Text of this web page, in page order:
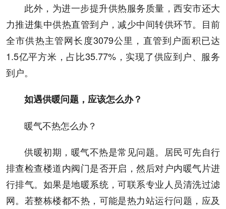
此外，为进一步提升供热服务质量，西安市还大
力推进集中供热直管到户，减少中间转供环节。目前
全市供热主管网长度3079公里，直管到户面积已达
1.5亿平方米，占比35.77%，实现了供应到户、服务
到户。
如遇供暖问题，应该怎么办？
暖气不热怎么办？
供暖初期，暖气不热是常见问题。居民可先自行
排查检查楼道内阀门是否开启，然后对户内暖气片进
行排气。如果是地暖系统，可联系专业人员清洗过滤
网。若整栋楼都不热，可能是热力站运行问题，应及